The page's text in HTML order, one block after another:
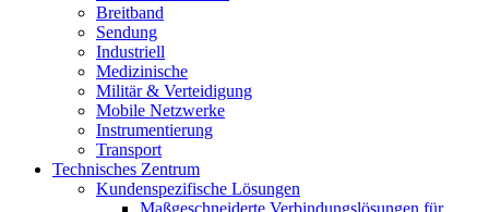
Breitband
Sendung
Industriell
Medizinische
Militär & Verteidigung
Mobile Netzwerke
Instrumentierung
Transport
Technisches Zentrum
Kundenspezifische Lösungen